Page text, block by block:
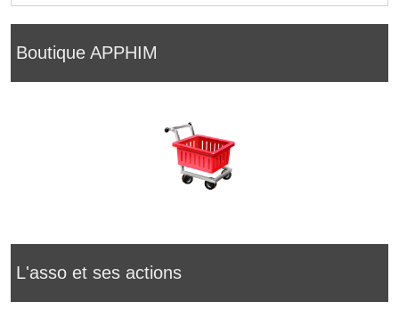
Boutique APPHIM
L'asso et ses actions